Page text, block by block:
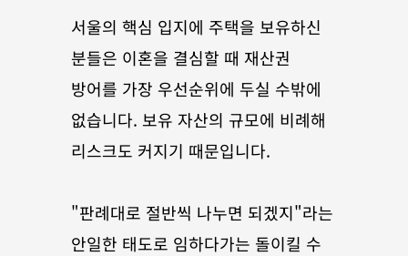
서울의 핵심 입지에 주택을 보유하신
분들은 이혼을 결심할 때 재산권
방어를 가장 우선순위에 두실 수밖에
없습니다. 보유 자산의 규모에 비례해
리스크도 커지기 때문입니다.
"판례대로 절반씩 나누면 되겠지"라는
안일한 태도로 임하다가는 돌이킬 수